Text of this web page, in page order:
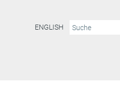
ENGLISH